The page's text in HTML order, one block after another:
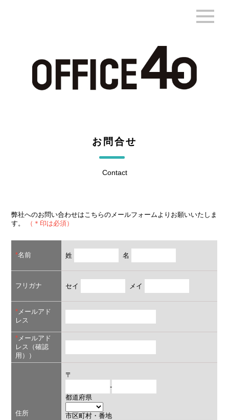
お問合せ
Contact
弊社へのお問い合わせはこちらのメールフォームよりお願いいたしま
す。
（＊印は必須）
*名前 姓 名
フリガナ セイ メイ
*メールアド
レス
*メールアド
レス（確認
用））
住所
〒
-
都道府県
市区町村・番地